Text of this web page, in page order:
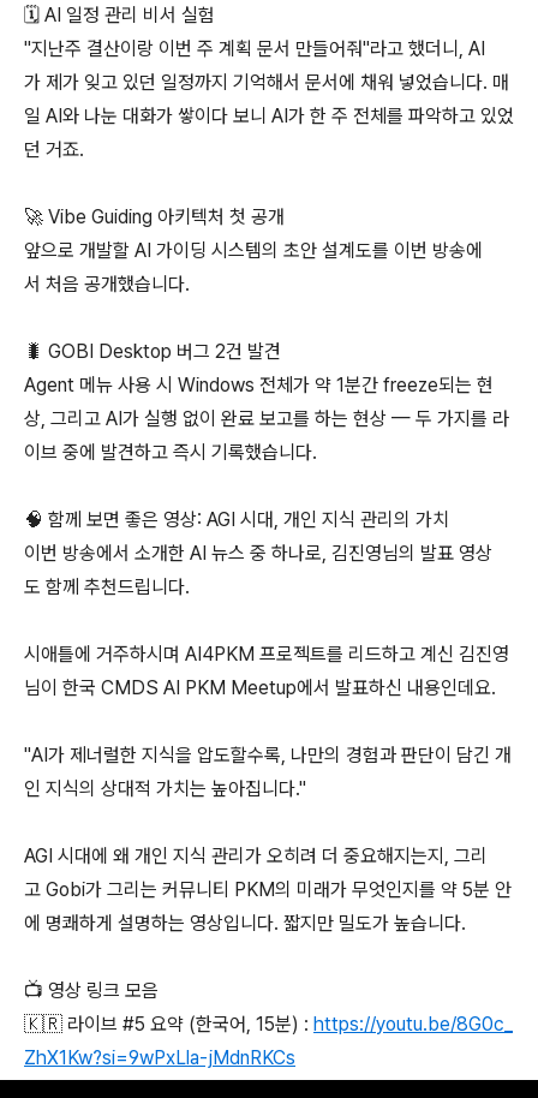
🗓️ AI 일정 관리 비서 실험
"지난주 결산이랑 이번 주 계획 문서 만들어줘"라고 했더니, AI
가 제가 잊고 있던 일정까지 기억해서 문서에 채워 넣었습니다. 매
일 AI와 나눈 대화가 쌓이다 보니 AI가 한 주 전체를 파악하고 있었
던 거죠.
🚀 Vibe Guiding 아키텍처 첫 공개
앞으로 개발할 AI 가이딩 시스템의 초안 설계도를 이번 방송에
서 처음 공개했습니다.
🐛 GOBI Desktop 버그 2건 발견
Agent 메뉴 사용 시 Windows 전체가 약 1분간 freeze되는 현
상, 그리고 AI가 실행 없이 완료 보고를 하는 현상 — 두 가지를 라
이브 중에 발견하고 즉시 기록했습니다.
🧠 함께 보면 좋은 영상: AGI 시대, 개인 지식 관리의 가치
이번 방송에서 소개한 AI 뉴스 중 하나로, 김진영님의 발표 영상
도 함께 추천드립니다.
시애틀에 거주하시며 AI4PKM 프로젝트를 리드하고 계신 김진영
님이 한국 CMDS AI PKM Meetup에서 발표하신 내용인데요.
"AI가 제너럴한 지식을 압도할수록, 나만의 경험과 판단이 담긴 개
인 지식의 상대적 가치는 높아집니다."
AGI 시대에 왜 개인 지식 관리가 오히려 더 중요해지는지, 그리
고 Gobi가 그리는 커뮤니티 PKM의 미래가 무엇인지를 약 5분 안
에 명쾌하게 설명하는 영상입니다. 짧지만 밀도가 높습니다.
📺 영상 링크 모음
🇰🇷 라이브 #5 요약 (한국어, 15분) : https://youtu.be/8G0c_
ZhX1Kw?si=9wPxLla-jMdnRKCs